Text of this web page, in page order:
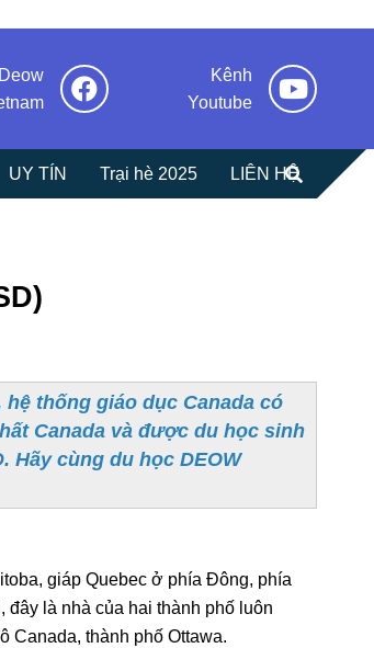
Kênh
Youtube
UY TÍN Trại hè 2025 LIÊN HỆ
thống giáo dục Canada có
Canada và được du học sinh
Hãy cùng du học DEOW
giáp Quebec ở phía Đông, phía
là nhà của hai thành phố luôn
Canada, thành phố Ottawa.